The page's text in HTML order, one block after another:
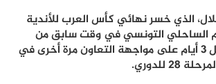
الذي خسر نهائي كأس العرب للأندية
الساحلي التونسي في وقت سابق من
الشهر الحالي، قبل 3 أيام على مواجهة التعاون مرة أخرى في